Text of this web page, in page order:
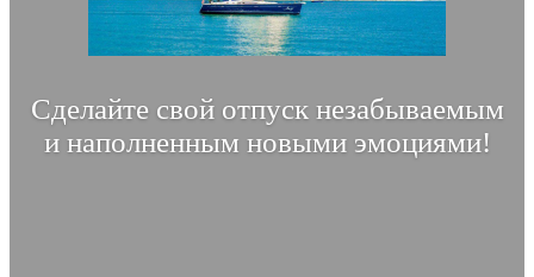
Сделайте свой отпуск незабываемым
и наполненным новыми эмоциями!